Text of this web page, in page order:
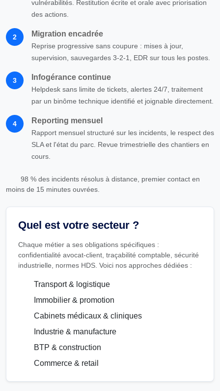
vulnérabilités. Restitution écrite et orale avec priorisation
des actions.
2 Migration encadrée
Reprise progressive sans coupure : mises à jour,
supervision, sauvegardes 3-2-1, EDR sur tous les postes.
3 Infogérance continue
Helpdesk sans limite de tickets, alertes 24/7, traitement
par un binôme technique identifié et joignable directement.
4 Reporting mensuel
Rapport mensuel structuré sur les incidents, le respect des
SLA et l'état du parc. Revue trimestrielle des chantiers en
cours.
98 % des incidents résolus à distance, premier contact en
moins de 15 minutes ouvrées.
Quel est votre secteur ?
Chaque métier a ses obligations spécifiques :
confidentialité avocat-client, traçabilité comptable, sécurité
industrielle, normes HDS. Voici nos approches dédiées :
Transport & logistique
Immobilier & promotion
Cabinets médicaux & cliniques
Industrie & manufacture
BTP & construction
Commerce & retail